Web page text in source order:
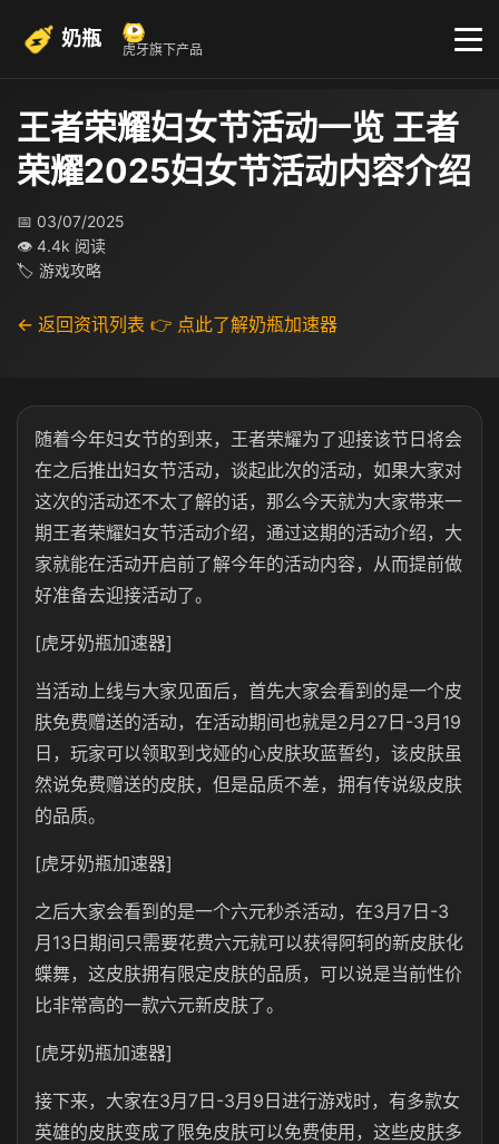
奶瓶 虎牙旗下产品
王者荣耀妇女节活动一览 王者
荣耀2025妇女节活动内容介绍
📅 03/07/2025
👁 4.4k 阅读
🏷 游戏攻略
← 返回资讯列表 👉 点此了解奶瓶加速器
随着今年妇女节的到来，王者荣耀为了迎接该节日将会
在之后推出妇女节活动，谈起此次的活动，如果大家对
这次的活动还不太了解的话，那么今天就为大家带来一
期王者荣耀妇女节活动介绍，通过这期的活动介绍，大
家就能在活动开启前了解今年的活动内容，从而提前做
好准备去迎接活动了。
[虎牙奶瓶加速器]
当活动上线与大家见面后，首先大家会看到的是一个皮
肤免费赠送的活动，在活动期间也就是2月27日-3月19
日，玩家可以领取到戈娅的心皮肤玫蓝誓约，该皮肤虽
然说免费赠送的皮肤，但是品质不差，拥有传说级皮肤
的品质。
[虎牙奶瓶加速器]
之后大家会看到的是一个六元秒杀活动，在3月7日-3
月13日期间只需要花费六元就可以获得阿轲的新皮肤化
蝶舞，这皮肤拥有限定皮肤的品质，可以说是当前性价
比非常高的一款六元新皮肤了。
[虎牙奶瓶加速器]
接下来，大家在3月7日-3月9日进行游戏时，有多款女
英雄的皮肤变成了限免皮肤可以免费使用，这些皮肤多